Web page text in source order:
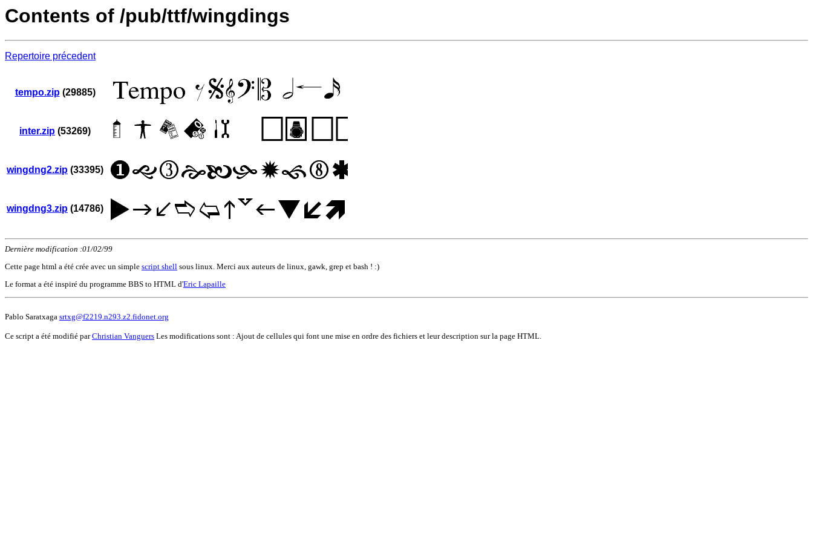
Contents of /pub/ttf/wingdings
Repertoire précedent
tempo.zip(29885)
inter.zip (53269)
wingdng2.zip (33395)
wingdng3.zip (14786)
Dernière modification :01/02/99
Cette page html a été crée avec un simple script shell sous linux. Merci aux auteurs de linux, gawk, grep et bash ! :)
Le format a été inspiré du programme BBS to HTML d'Eric Lapaille
Pablo Saratxaga srtxg@f2219.n293.z2.fidonet.org
Ce script a été modifié parChristian Vanguers Les modifications sont : Ajout de cellules qui font une mise en ordre des fichiers et leur description sur la page HTML.